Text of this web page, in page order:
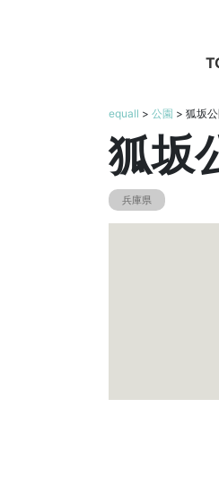
equall > 公園 > 狐坂
狐坂
兵庫県